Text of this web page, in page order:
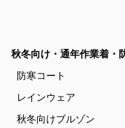
秋冬向け・通年作業着・
防寒コート
レインウェア
秋冬向けブルゾン